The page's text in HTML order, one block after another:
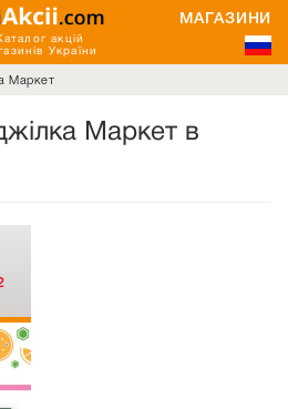
акцій
України
МАГАЗИНИ
Mаркет
Mаркет в